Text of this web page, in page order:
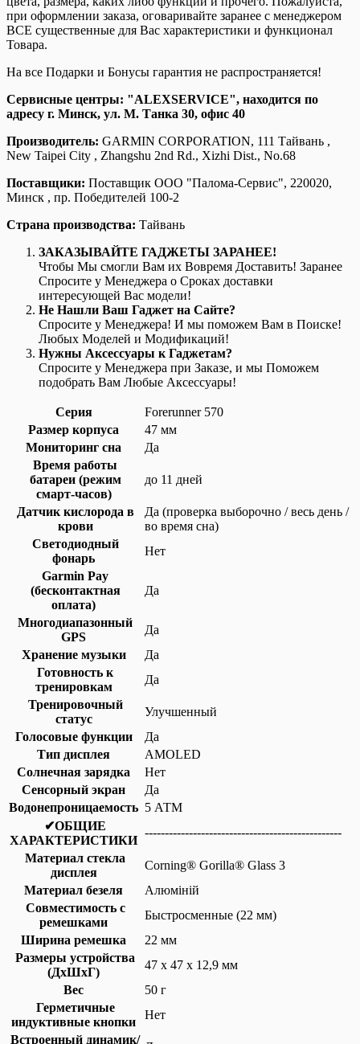
при оформлении заказа, оговаривайте заранее с менеджером
ВСЕ существенные для Вас характеристики и функционал
Товара.
На все Подарки и Бонусы гарантия не распространяется!
Сервисные центры: "ALEXSERVICE", находится по
адресу г. Минск, ул. М. Танка 30, офис 40
Производитель: GARMIN CORPORATION, 111 Тайвань ,
New Taipei City , Zhangshu 2nd Rd., Xizhi Dist., No.68
Поставщики: Поставщик ООО "Палома-Сервис", 220020,
Минск , пр. Победителей 100-2
Страна производства: Тайвань
ЗАКАЗЫВАЙТЕ ГАДЖЕТЫ ЗАРАНЕЕ!
Чтобы Мы смогли Вам их Вовремя Доставить! Заранее
Спросите у Менеджера о Сроках доставки
интересующей Вас модели!
Не Нашли Ваш Гаджет на Сайте?
Спросите у Менеджера! И мы поможем Вам в Поиске!
Любых Моделей и Модификаций!
Нужны Аксессуары к Гаджетам?
Спросите у Менеджера при Заказе, и мы Поможем
подобрать Вам Любые Аксессуары!
Серия
Forerunner 570
Размер корпуса
47 мм
Мониторинг сна
Да
Время работы
батареи (режим
смарт-часов)
до 11 дней
Датчик кислорода в
крови
Да (проверка выборочно / весь день /
во время сна)
Светодиодный
фонарь
Нет
Garmin Pay
(бесконтактная
оплата)
Да
Многодиапазонный
GPS
Да
Хранение музыки
Да
Готовность к
тренировкам
Да
Тренировочный
статус
Улучшенный
Голосовые функции
Да
Тип дисплея
AMOLED
Солнечная зарядка
Нет
Сенсорный экран
Да
Водонепроницаемость 5 АТМ
✔ОБЩИЕ
ХАРАКТЕРИСТИКИ
-------------------------------------------------
Материал стекла
дисплея
Corning® Gorilla® Glass 3
Материал безеля
Алюміній
Совместимость с
ремешками
Быстросменные (22 мм)
Ширина ремешка
22 мм
Размеры устройства
(ДхШхГ)
47 x 47 x 12,9 мм
Вес
50 г
Герметичные
индуктивные кнопки
Нет
Встроенный динамик/